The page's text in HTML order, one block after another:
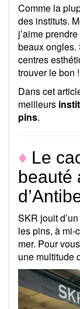
Comme la
des instituts.
j’aime
beaux ongles.
centres
trouver le bon !
Dans cet
meilleurs
pins.
♦ Le
beauté
SKR jouit
les pins, à mi-
mer. Pour
une multitude